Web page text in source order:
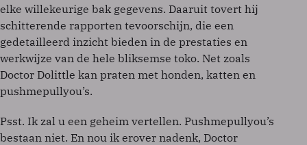
elke willekeurige bak gegevens. Daaruit tovert hij
schitterende rapporten tevoorschijn, die een
gedetailleerd inzicht bieden in de prestaties en
werkwijze van de hele bliksemse toko. Net zoals
Doctor Dolittle kan praten met honden, katten en
pushmepullyou’s.
Psst. Ik zal u een geheim vertellen. Pushmepullyou’s
bestaan niet. En nou ik erover nadenk, Doctor